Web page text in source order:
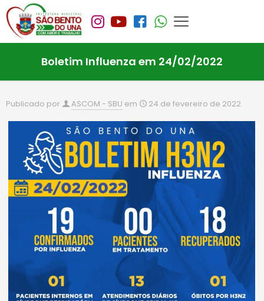
Boletim Influenza em 24/02/2022
Publicado por ASCOM - SBU em 24 de fevereiro de 2022